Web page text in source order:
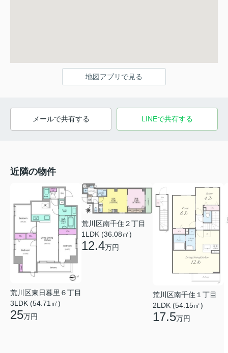
地図アプリで見る
メールで共有する LINEで共有する
近隣の物件
荒川区東日暮里６丁目
3LDK (54.71㎡)
25万円
荒川区南千住２丁目
1LDK (36.08㎡)
12.4万円
荒川区南千住１丁目
2LDK (54.15㎡)
17.5万円